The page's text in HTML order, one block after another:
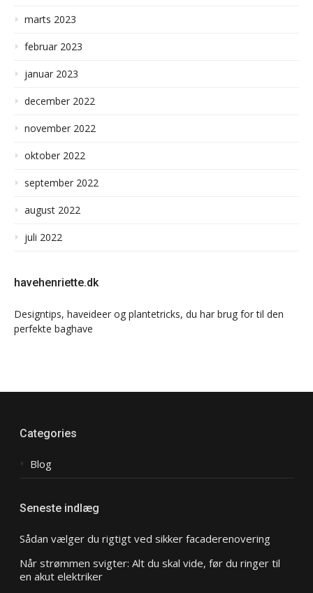
marts 2023
februar 2023
januar 2023
december 2022
november 2022
oktober 2022
september 2022
august 2022
juli 2022
havehenriette.dk
Designtips, haveideer og plantetricks, du har brug for til den
perfekte baghave
Categories
Blog
Seneste indlæg
Sådan vælger du rigtigt ved sikker facaderenovering
Når strømmen svigter: Alt du skal vide, før du ringer til
en akut elektriker